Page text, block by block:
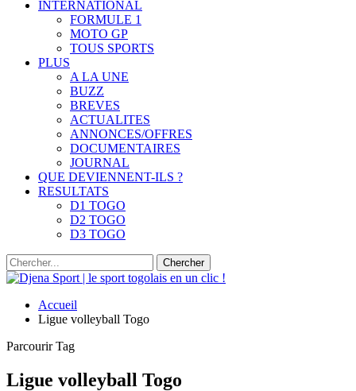
INTERNATIONAL
FORMULE 1
MOTO GP
TOUS SPORTS
PLUS
A LA UNE
BUZZ
BREVES
ACTUALITES
ANNONCES/OFFRES
DOCUMENTAIRES
JOURNAL
QUE DEVIENNENT-ILS ?
RESULTATS
D1 TOGO
D2 TOGO
D3 TOGO
Accueil
Ligue volleyball Togo
Parcourir Tag
Ligue volleyball Togo